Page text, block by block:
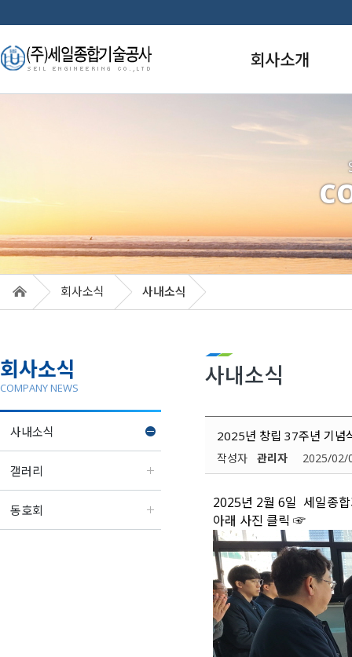
사내소식
갤러리
동호회
회사소식 사내소식
COMPANY NEWS
회사소식 사내소식
회사소개
경영이념
품질경영
특허/신기술
오시는 길
2025년 창립 37주년 기념
작성자 관리자 2025/02/
2025년 2월 6일 세일종
아래 사진 클릭 ☞